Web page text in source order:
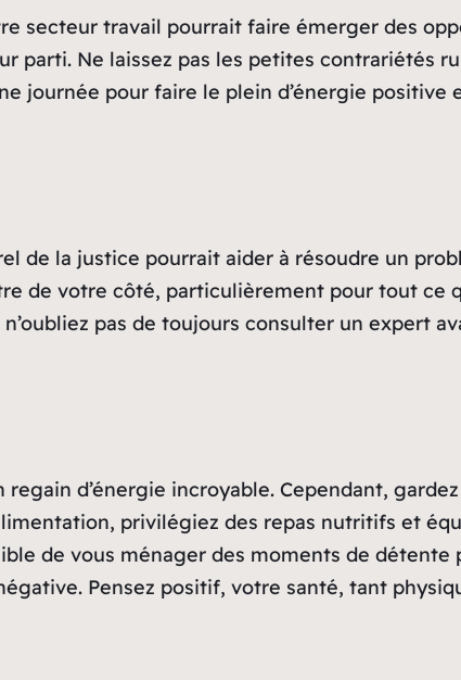
secteur travail pourrait faire émerger des
parti. Ne laissez pas les petites contrariétés
journée pour faire le plein d’énergie
de la justice pourrait aider à résoudre un
de votre côté, particulièrement pour tout ce
pas de toujours consulter un expert
d’énergie incroyable. Cependant,
privilégiez des repas nutritifs et
de vous ménager des moments de
Pensez positif, votre santé, tant